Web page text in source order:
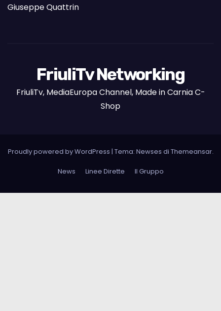
Giuseppe Quattrin
FriuliTv Networking
FriuliTv, MediaEuropa Channel, Made in Carnia C-
Shop
Proudly powered by WordPress | Tema: Newses di Themeansar.
News Linee Dirette Il Gruppo